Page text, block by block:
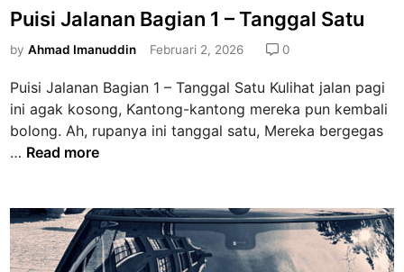
a
J
a
t
a
r
a
i
1
–
P
i
H
a
o
t
d
i
n
Puisi Jalanan Bagian 1 – Tanggal Satu
byAhmad Imanuddin Februari 2, 2026 0
Puisi Jalanan Bagian 1 – Tanggal Satu Kulihat jalan pagi
ini agak kosong, Kantong-kantong mereka pun kembali
bolong. Ah, rupanya ini tanggal satu, Mereka bergegas
… P
s
i
J
Read more